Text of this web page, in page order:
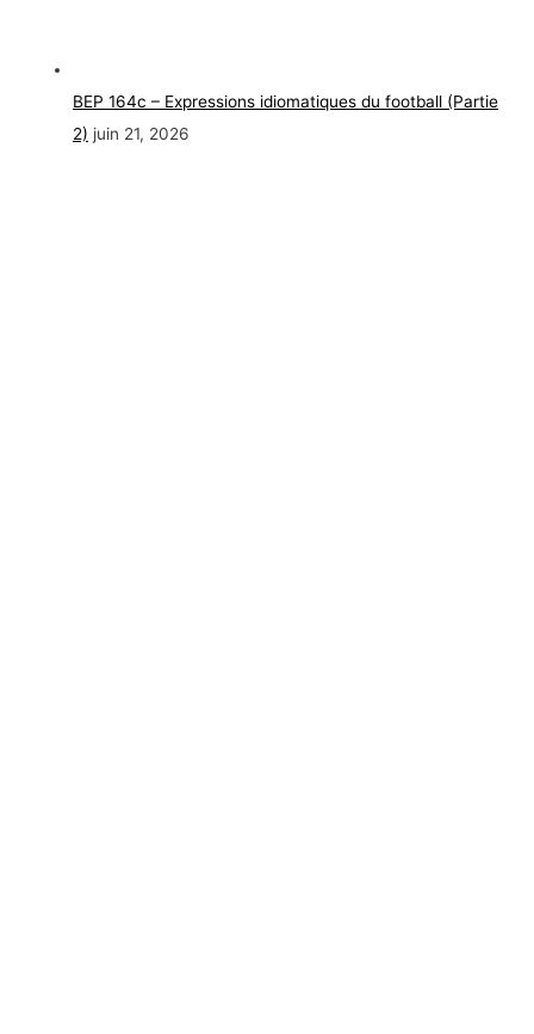
BEP 164c – Expressions idiomatiques du football (Partie
2) juin 21, 2026